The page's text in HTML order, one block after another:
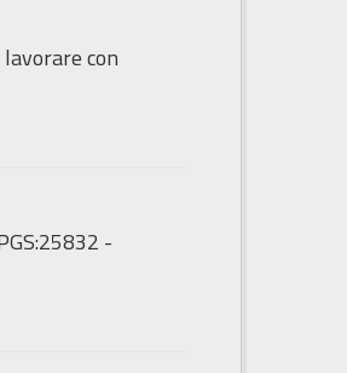
con
-